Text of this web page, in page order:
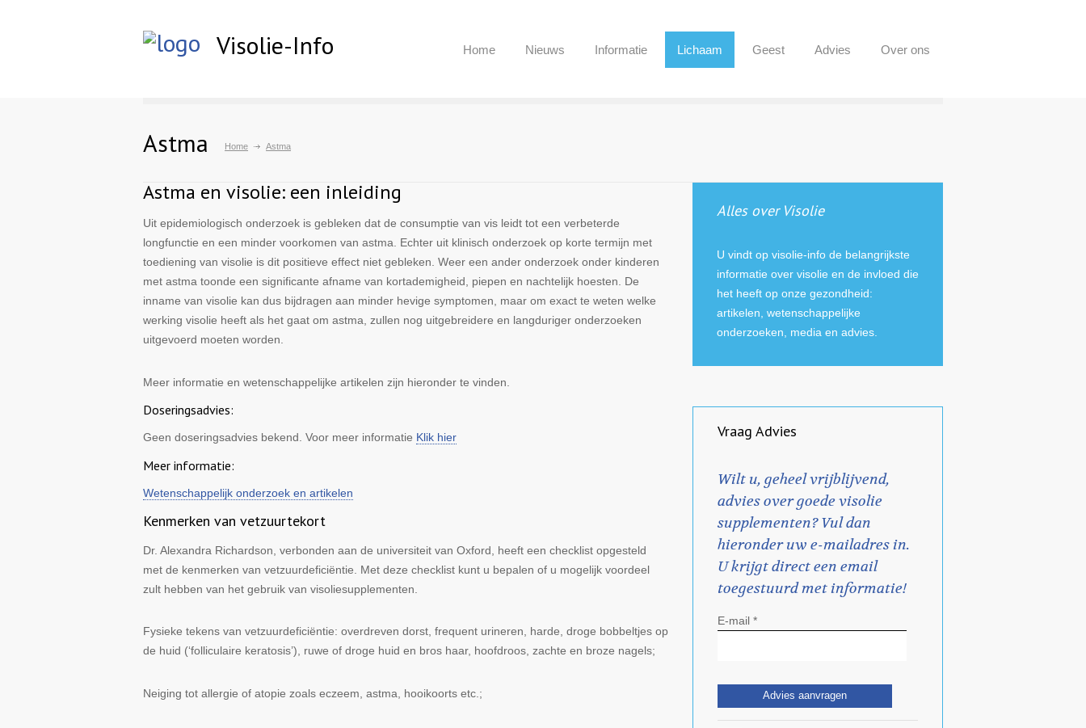
Visolie-Info Home Nieuws Informatie Lichaam Geest Advies Over ons
Astma Home Astma
Astma en visolie: een inleiding
Uit epidemiologisch onderzoek is gebleken dat de consumptie van vis leidt tot een verbeterde
longfunctie en een minder voorkomen van astma. Echter uit klinisch onderzoek op korte termijn met
toediening van visolie is dit positieve effect niet gebleken. Weer een ander onderzoek onder kinderen
met astma toonde een significante afname van kortademigheid, piepen en nachtelijk hoesten. De
inname van visolie kan dus bijdragen aan minder hevige symptomen, maar om exact te weten welke
werking visolie heeft als het gaat om astma, zullen nog uitgebreidere en langduriger onderzoeken
uitgevoerd moeten worden.
Meer informatie en wetenschappelijke artikelen zijn hieronder te vinden.
Doseringsadvies:
Geen doseringsadvies bekend. Voor meer informatie Klik hier
Meer informatie:
Wetenschappelijk onderzoek en artikelen
Kenmerken van vetzuurtekort
Dr. Alexandra Richardson, verbonden aan de universiteit van Oxford, heeft een checklist opgesteld
met de kenmerken van vetzuurdeficiëntie. Met deze checklist kunt u bepalen of u mogelijk voordeel
zult hebben van het gebruik van visoliesupplementen.
Fysieke tekens van vetzuurdeficiëntie: overdreven dorst, frequent urineren, harde, droge bobbeltjes op
de huid (‘folliculaire keratosis’), ruwe of droge huid en bros haar, hoofdroos, zachte en broze nagels;
Neiging tot allergie of atopie zoals eczeem, astma, hooikoorts etc.;
Alles over Visolie
U vindt op visolie-info de belangrijkste
informatie over visolie en de invloed die
het heeft op onze gezondheid:
artikelen, wetenschappelijke
onderzoeken, media en advies.
Vraag Advies
Wilt u, geheel vrijblijvend,
advies over goede visolie
supplementen? Vul dan
hieronder uw e-mailadres in.
U krijgt direct een email
toegestuurd met informatie!
E-mail *